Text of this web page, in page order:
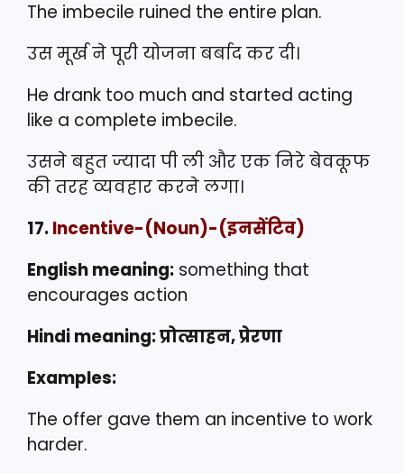
The imbecile ruined the entire plan.
उस मूर्ख ने पूरी योजना बर्बाद कर दी।
He drank too much and started acting
like a complete imbecile.
उसने बहुत ज्यादा पी ली और एक निरे बेवकूफ
की तरह व्यवहार करने लगा।
17.Incentive-(Noun)-(इनसेंटिव)
English meaning: something that
encourages action
Hindi meaning: प्रोत्साहन, प्रेरणा
Examples:
The offer gave them an incentive to work
harder.